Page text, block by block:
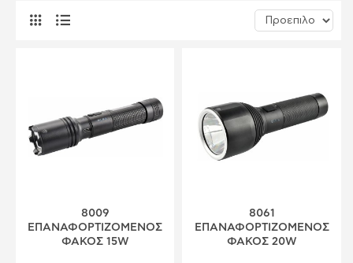
8009
ΕΠΑΝΑΦΟΡΤΙΖΟΜΕΝΟΣ
ΦΑΚΟΣ 15W
8061
ΕΠΑΝΑΦΟΡΤΙΖΟΜΕΝΟΣ
ΦΑΚΟΣ 20W